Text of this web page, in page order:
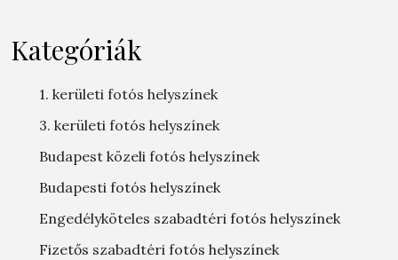
Kategóriák
1. kerületi fotós helyszínek
3. kerületi fotós helyszínek
Budapest közeli fotós helyszínek
Budapesti fotós helyszínek
Engedélyköteles szabadtéri fotós helyszínek
Fizetős szabadtéri fotós helyszínek